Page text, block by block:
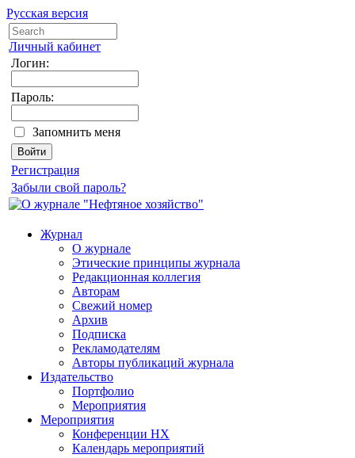
Русская версия
Личный кабинет
Логин:
Пароль:
Запомнить меня
Регистрация
Забыли свой пароль?
Журнал
О журнале
Этические принципы журнала
Редакционная коллегия
Авторам
Свежий номер
Архив
Подписка
Рекламодателям
Авторы публикаций журнала
Издательство
Портфолио
Мероприятия
Мероприятия
Конференции НХ
Календарь мероприятий